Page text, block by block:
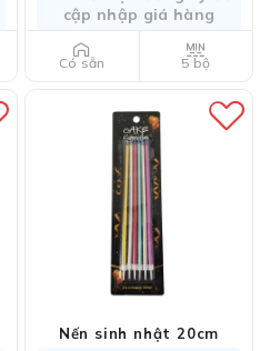
cập nhập giá hàng
Có sẵn 5 bộ
Nến sinh nhật 20cm